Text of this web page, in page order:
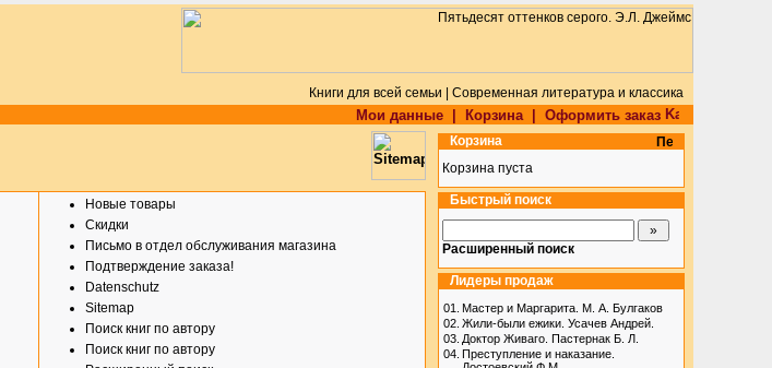
Книги для всей семьи | Современная литература и классика
Мои данные Корзина| Оформить заказ
Новые товары
Скидки
Письмо в отдел обслуживания магазина
Подтверждение заказа!
Datenschutz
Sitemap
Поиск книг по автору
Поиск книг по автору
Корзина
Корзина пуста
Быстрый поиск
Расширенный поиск
Лидеры продаж
01. Мастер и Маргарита. М. А. Булгаков
02. Жили-были ежики. Усачев Андрей.
03. Доктор Живаго. Пастернак Б. Л.
04. Преступление и наказание.